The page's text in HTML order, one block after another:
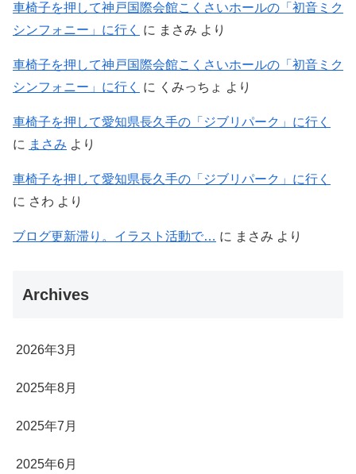
車椅子を押して神戸国際会館こくさいホールの「初音ミク
シンフォニー」に行く
に まさみ より
車椅子を押して神戸国際会館こくさいホールの「初音ミク
シンフォニー」に行く
に くみっちょ より
車椅子を押して愛知県長久手の「ジブリパーク」に行く
に まさみ より
車椅子を押して愛知県長久手の「ジブリパーク」に行く
に さわ より
ブログ更新滞り。イラスト活動で… に まさみ より
Archives
2026年3月
2025年8月
2025年7月
2025年6月